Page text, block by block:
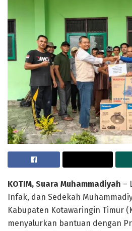
KOTIM, Suara Muhammadiyah –
Infak, dan Sedekah
Kabupaten Kotawaringin Timur
menyalurkan bantuan dengan